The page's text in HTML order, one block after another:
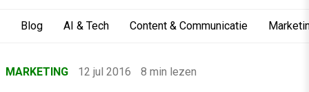
Blog AI & Tech Content & Communicatie
›MARKETING 12 jul 2016 8 min lezen